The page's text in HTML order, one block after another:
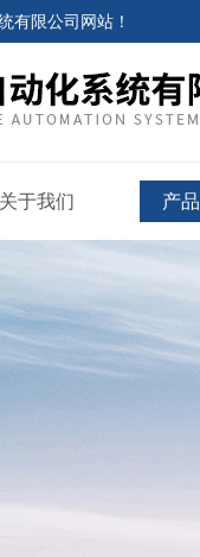
有限公司网站 ！
关于我们 产